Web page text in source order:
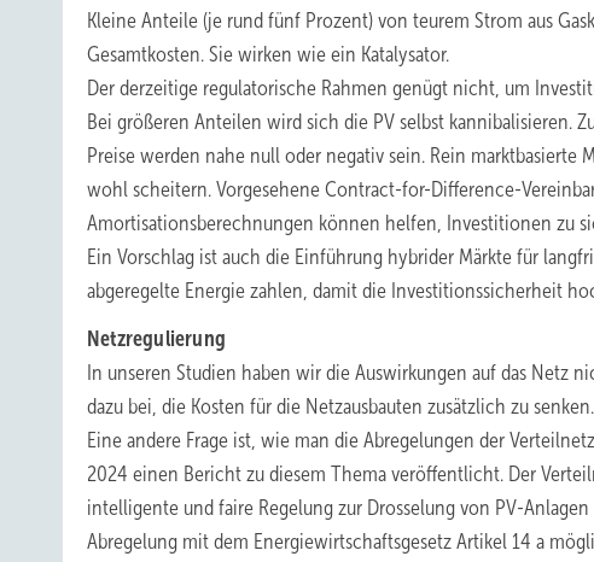
Kleine Anteile (je rund fünf Prozent) von teurem Strom aus
Gesamtkosten. Sie wirken wie ein Katalysator.
Der derzeitige regulatorische Rahmen genügt nicht, um
Bei größeren Anteilen wird sich die PV selbst kannibalisieren.
Preise werden nahe null oder negativ sein. Rein marktbasierte
wohl scheitern. Vorgesehene Contract-for-Difference-
Amortisationsberechnungen können helfen, Investitionen zu
Ein Vorschlag ist auch die Einführung hybrider Märkte für
abgeregelte Energie zahlen, damit die Investitionssicherheit
Netzregulierung
In unseren Studien haben wir die Auswirkungen auf das Netz
dazu bei, die Kosten für die Netzausbauten zusätzlich zu senken.
Eine andere Frage ist, wie man die Abregelungen der
2024 einen Bericht zu diesem Thema veröffentlicht. Der
intelligente und faire Regelung zur Drosselung von PV-
Abregelung mit dem Energiewirtschaftsgesetz Artikel 14 a